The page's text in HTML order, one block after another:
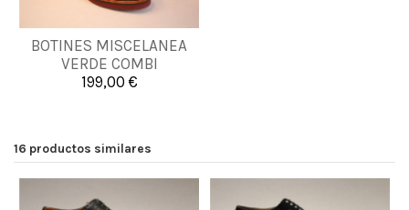
BOTINES MISCELANEA
VERDE COMBI
199,00 €
38 39 40
41
42
43 44
45
16 productos similares